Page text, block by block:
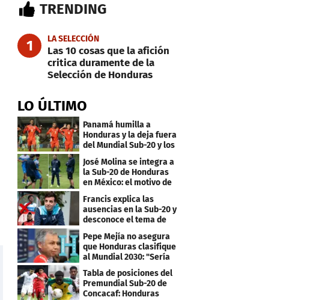
TRENDING
1 LA SELECCIÓN
Las 10 cosas que la afición
critica duramente de la
Selección de Honduras
LO ÚLTIMO
Panamá humilla a
Honduras y la deja fuera
del Mundial Sub-20 y los
Juegos Olímpicos
José Molina se integra a
la Sub-20 de Honduras
en México: el motivo de
su viaje
Francis explica las
ausencias en la Sub-20 y
desconoce el tema de
los tiktokers
Pepe Mejía no asegura
que Honduras clasifique
al Mundial 2030: "Sería
mentir"
Tabla de posiciones del
Premundial Sub-20 de
Concacaf: Honduras